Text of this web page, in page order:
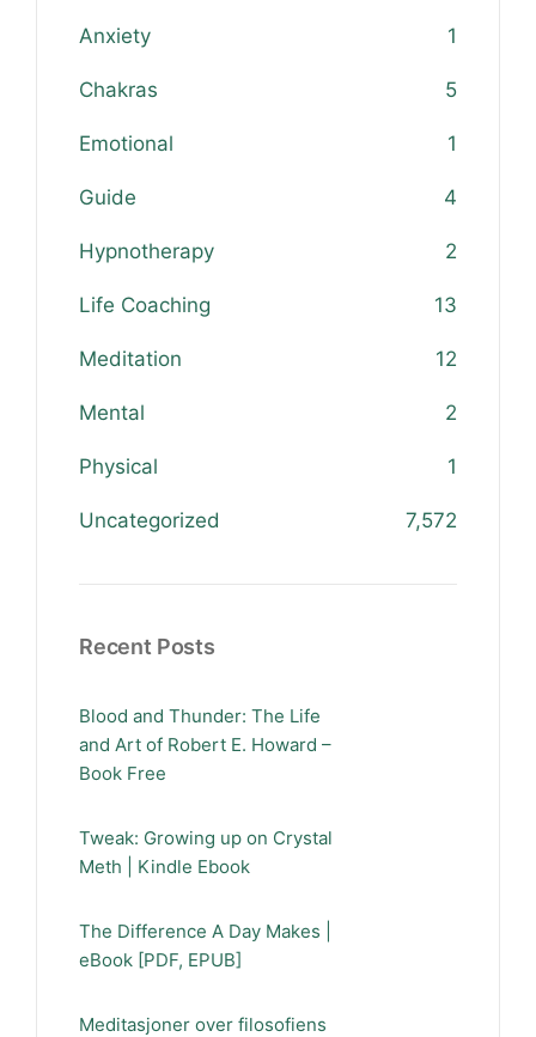
Anxiety 1
Chakras 5
Emotional 1
Guide 4
Hypnotherapy 2
Life Coaching 13
Meditation 12
Mental 2
Physical 1
Uncategorized 7,572
Recent Posts
Blood and Thunder: The Life
and Art of Robert E. Howard –
Book Free
Tweak: Growing up on Crystal
Meth | Kindle Ebook
The Difference A Day Makes |
eBook [PDF, EPUB]
Meditasjoner over filosofiens